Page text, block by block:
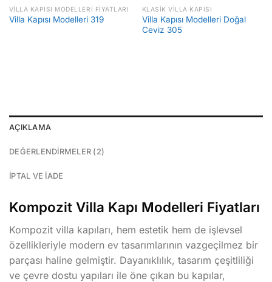
VILLA KAPISI MODELLERI FIYATLARI
Villa Kapısı Modelleri 319
KLASIK VILLA KAPISI
Villa Kapısı Modelleri Doğal
Ceviz 305
AÇIKLAMA
DEĞERLENDIRMELER (2)
İPTAL VE İADE
Kompozit Villa Kapı Modelleri Fiyatları
Kompozit villa kapıları, hem estetik hem de işlevsel
özellikleriyle modern ev tasarımlarının vazgeçilmez bir
parçası haline gelmiştir. Dayanıklılık, tasarım çeşitliliği
ve çevre dostu yapıları ile öne çıkan bu kapılar,